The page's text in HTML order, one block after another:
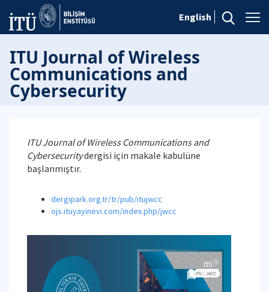
English
ITU Journal of Wireless
Communications and
Cybersecurity
ITU Journal of Wireless Communications and
Cybersecuritydergisi için makale kabulüne
başlanmıştır.
dergipark.org.tr/tr/pub/itujwcc
ojs.ituyayinevi.com/index.php/jwcc